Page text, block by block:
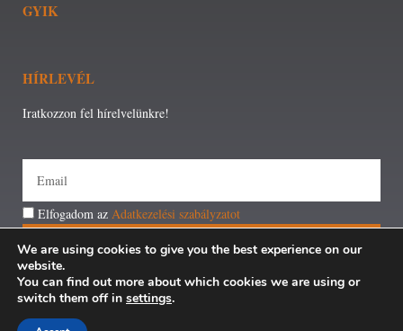
GYIK
HÍRLEVÉL
Iratkozzon fel hírelvelünkre!
Elfogadom az Adatkezelési szabályzatot
FELIRATKOZÁS
Minden jog fenntartva © Győri Járási Foglalkoztatási Paktum –
We are using cookies to give you the best experience on our
website.
You can find out more about which cookies we are using or
switch them off in settings.